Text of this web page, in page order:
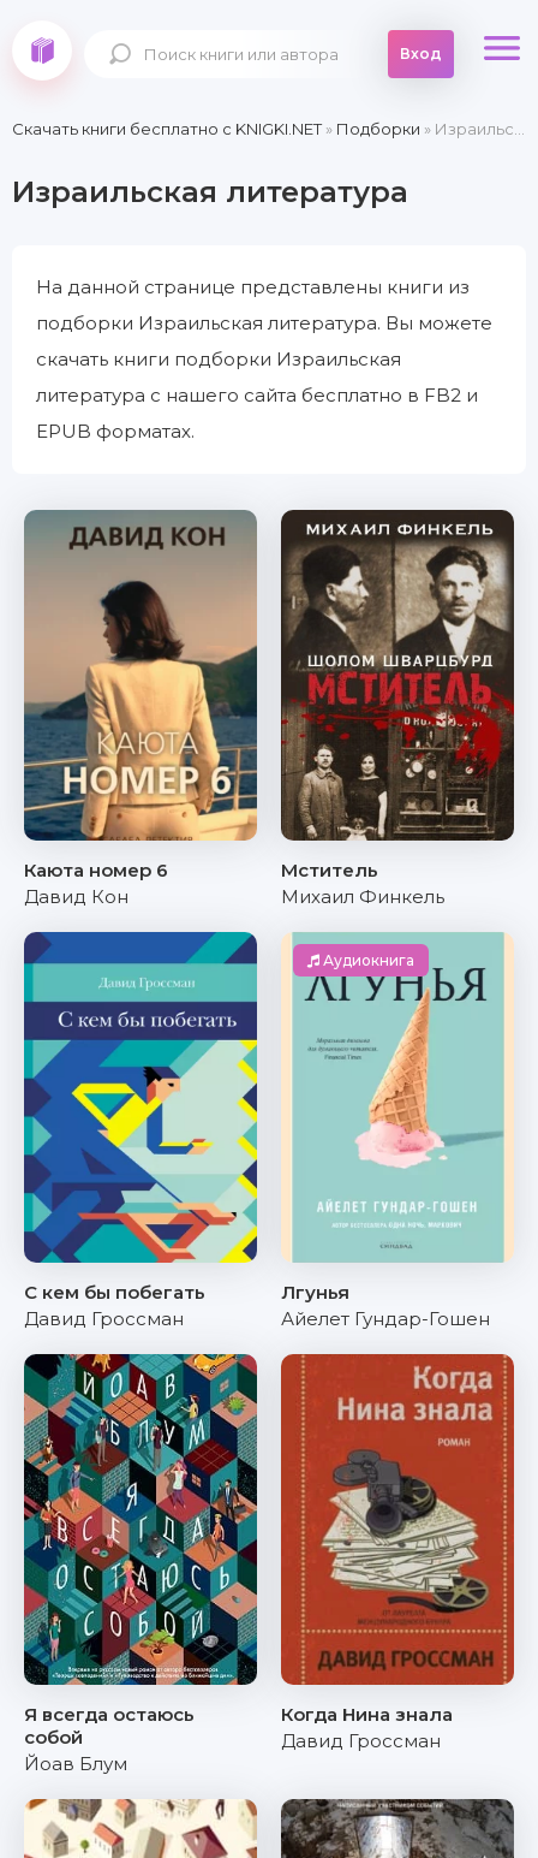
Вход
Скачать книги бесплатно c KNIGKI.NET» Подборки » Израильская литература
Израильская литература
На данной странице представлены книги из
подборки Израильская литература. Вы можете
скачать книги подборки Израильская
литература с нашего сайта бесплатно в FB2 и
EPUB форматах.
Каюта номер 6
Давид Кон
Мститель
Михаил Финкель
С кем бы побегать
Давид Гроссман
Аудиокнига
Лгунья
Айелет Гундар-Гошен
Я всегда остаюсь
собой
Йоав Блум
Когда Нина знала
Давид Гроссман